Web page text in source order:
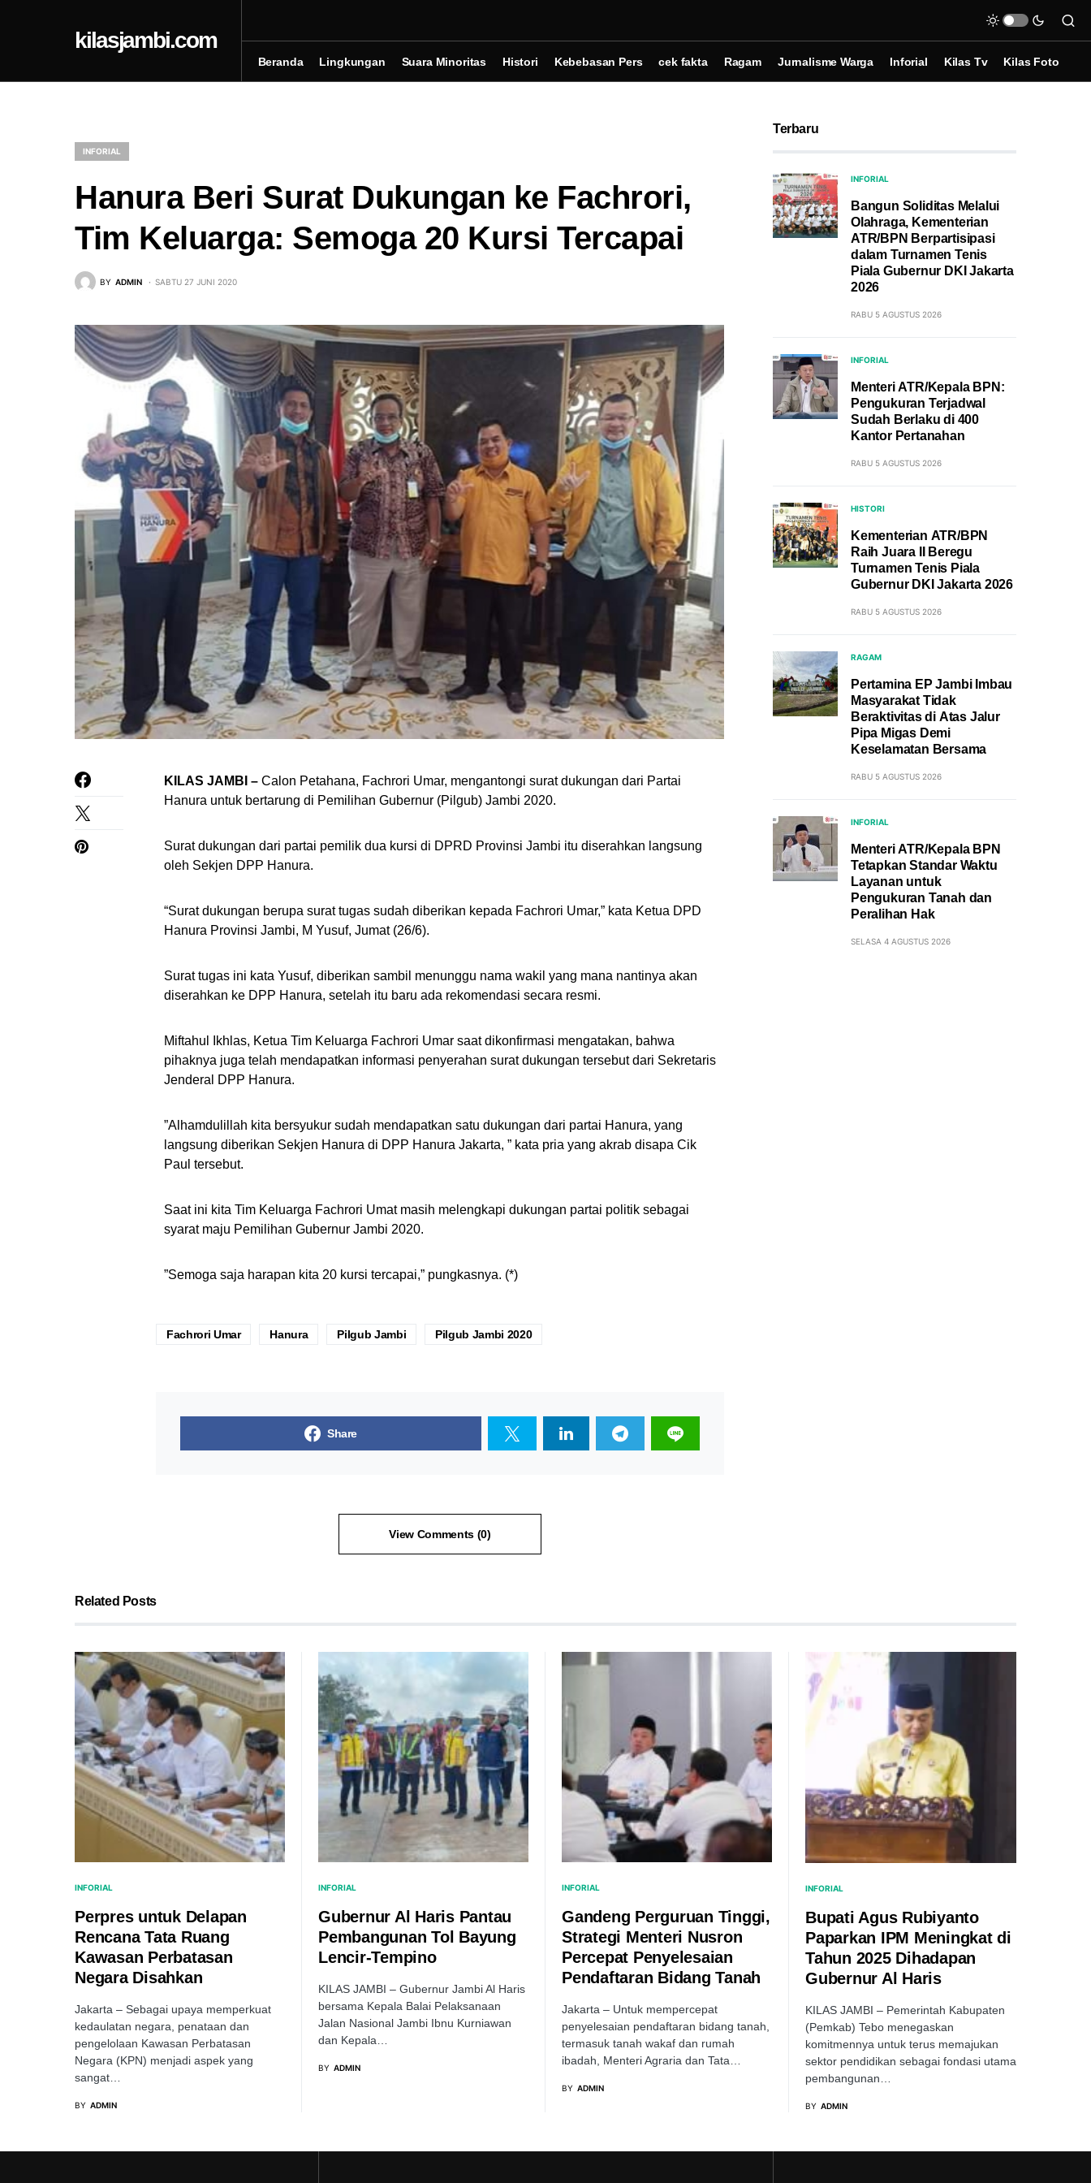
kilasjambi.com
Beranda Lingkungan Suara Minoritas Histori Kebebasan Pers cek fakta Ragam Jurnalisme Warga Inforial Kilas Tv Kilas Foto
INFORIAL
Hanura Beri Surat Dukungan ke Fachrori,
Tim Keluarga: Semoga 20 Kursi Tercapai
BY ADMIN SABTU 27 JUNI 2020
KILAS JAMBI – Calon Petahana, Fachrori Umar, mengantongi surat dukungan dari Partai
Hanura untuk bertarung di Pemilihan Gubernur (Pilgub) Jambi 2020.
Surat dukungan dari partai pemilik dua kursi di DPRD Provinsi Jambi itu diserahkan langsung
oleh Sekjen DPP Hanura.
“Surat dukungan berupa surat tugas sudah diberikan kepada Fachrori Umar,” kata Ketua DPD
Hanura Provinsi Jambi, M Yusuf, Jumat (26/6).
Surat tugas ini kata Yusuf, diberikan sambil menunggu nama wakil yang mana nantinya akan
diserahkan ke DPP Hanura, setelah itu baru ada rekomendasi secara resmi.
Miftahul Ikhlas, Ketua Tim Keluarga Fachrori Umar saat dikonfirmasi mengatakan, bahwa
pihaknya juga telah mendapatkan informasi penyerahan surat dukungan tersebut dari Sekretaris
Jenderal DPP Hanura.
”Alhamdulillah kita bersyukur sudah mendapatkan satu dukungan dari partai Hanura, yang
langsung diberikan Sekjen Hanura di DPP Hanura Jakarta, ” kata pria yang akrab disapa Cik
Paul tersebut.
Saat ini kita Tim Keluarga Fachrori Umat masih melengkapi dukungan partai politik sebagai
syarat maju Pemilihan Gubernur Jambi 2020.
”Semoga saja harapan kita 20 kursi tercapai,” pungkasnya. (*)
Fachrori Umar Hanura Pilgub Jambi Pilgub Jambi 2020
Share
View Comments (0)
Terbaru
INFORIAL
Bangun Soliditas Melalui
Olahraga, Kementerian
ATR/BPN Berpartisipasi
dalam Turnamen Tenis
Piala Gubernur DKI Jakarta
2026
RABU 5 AGUSTUS 2026
INFORIAL
Menteri ATR/Kepala BPN:
Pengukuran Terjadwal
Sudah Berlaku di 400
Kantor Pertanahan
RABU 5 AGUSTUS 2026
HISTORI
Kementerian ATR/BPN
Raih Juara II Beregu
Turnamen Tenis Piala
Gubernur DKI Jakarta 2026
RABU 5 AGUSTUS 2026
RAGAM
Pertamina EP Jambi Imbau
Masyarakat Tidak
Beraktivitas di Atas Jalur
Pipa Migas Demi
Keselamatan Bersama
RABU 5 AGUSTUS 2026
INFORIAL
Menteri ATR/Kepala BPN
Tetapkan Standar Waktu
Layanan untuk
Pengukuran Tanah dan
Peralihan Hak
SELASA 4 AGUSTUS 2026
Related Posts
INFORIAL
Perpres untuk Delapan
Rencana Tata Ruang
Kawasan Perbatasan
Negara Disahkan
Jakarta – Sebagai upaya memperkuat
kedaulatan negara, penataan dan
pengelolaan Kawasan Perbatasan
Negara (KPN) menjadi aspek yang
sangat…
BY ADMIN
INFORIAL
Gubernur Al Haris Pantau
Pembangunan Tol Bayung
Lencir-Tempino
KILAS JAMBI – Gubernur Jambi Al Haris
bersama Kepala Balai Pelaksanaan
Jalan Nasional Jambi Ibnu Kurniawan
dan Kepala…
BY ADMIN
INFORIAL
Gandeng Perguruan Tinggi,
Strategi Menteri Nusron
Percepat Penyelesaian
Pendaftaran Bidang Tanah
Jakarta – Untuk mempercepat
penyelesaian pendaftaran bidang tanah,
termasuk tanah wakaf dan rumah
ibadah, Menteri Agraria dan Tata…
BY ADMIN
INFORIAL
Bupati Agus Rubiyanto
Paparkan IPM Meningkat di
Tahun 2025 Dihadapan
Gubernur Al Haris
KILAS JAMBI – Pemerintah Kabupaten
(Pemkab) Tebo menegaskan
komitmennya untuk terus memajukan
sektor pendidikan sebagai fondasi utama
pembangunan…
BY ADMIN